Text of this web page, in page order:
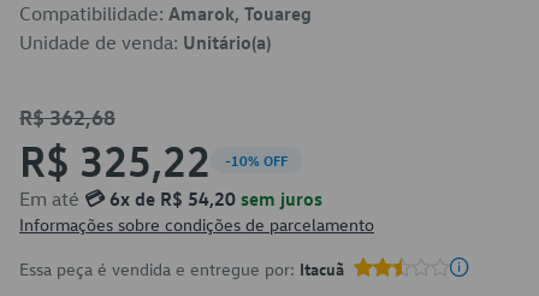
Compatibilidade: Amarok, Touareg
Unidade de venda: Unitário(a)
R$ 362,68
R$ 325,22 -10% OFF
Em até 💳 6x de R$ 54,20 sem juros
Informações sobre condições de parcelamento
Essa peça é vendida e entregue por: Itacuã